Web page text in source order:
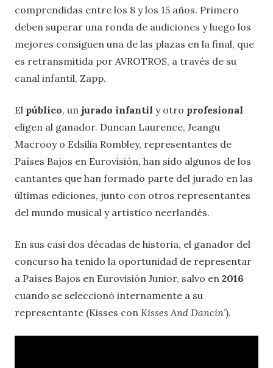
comprendidas entre los 8 y los 15 años. Primero
deben superar una ronda de audiciones y luego los
mejores consiguen una de las plazas en la final, que
es retransmitida por AVROTROS, a través de su
canal infantil, Zapp.
El público, un jurado infantil y otro profesional
eligen al ganador. Duncan Laurence, Jeangu
Macrooy o Edsilia Rombley, representantes de
Países Bajos en Eurovisión, han sido algunos de los
cantantes que han formado parte del jurado en las
últimas ediciones, junto con otros representantes
del mundo musical y artístico neerlandés.
En sus casi dos décadas de historia, el ganador del
concurso ha tenido la oportunidad de representar
a Países Bajos en Eurovisión Junior, salvo en 2016
cuando se seleccionó internamente a su
representante (Kisses con Kisses And Dancin’).